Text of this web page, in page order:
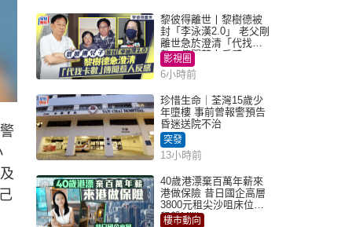
黎彼得離世丨黎樹德被
封「李泳漢2.0」 老父剛
離世急於澄清「代找卡
數」傳聞惹人反感
影視圈
6小時前
珍惜生命｜荃灣15歲少
年墮樓 事前曾報警預告
昏迷送院不治
突發
13小時前
40歲港漂棄百萬年薪來
港做保險 昔日國企高層
3800元租尖沙咀床位｜
租盤Million
樓市動向